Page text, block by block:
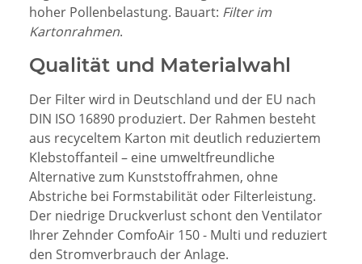
hoher Pollenbelastung. Bauart: Filter im
Kartonrahmen.
Qualität und Materialwahl
Der Filter wird in Deutschland und der EU nach
DIN ISO 16890 produziert. Der Rahmen besteht
aus recyceltem Karton mit deutlich reduziertem
Klebstoffanteil – eine umweltfreundliche
Alternative zum Kunststoffrahmen, ohne
Abstriche bei Formstabilität oder Filterleistung.
Der niedrige Druckverlust schont den Ventilator
Ihrer Zehnder ComfoAir 150 - Multi und reduziert
den Stromverbrauch der Anlage.